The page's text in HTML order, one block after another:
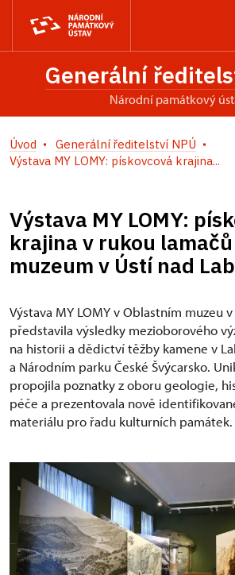
Generální
Národní památkový
Úvod
Generální ředitelství NPÚ
Výstava MY LOMY: pískovcová krajina...
Výstava MY LOMY:
krajina v rukou
muzeum v Ústí nad
Výstava MY LOMY v Oblastním muzeu
představila výsledky mezioborového
na historii a dědictví těžby kamene v
a Národním parku České Švýcarsko.
propojila poznatky z oboru geologie,
péče a prezentovala nově
materiálu pro řadu kulturních památek.